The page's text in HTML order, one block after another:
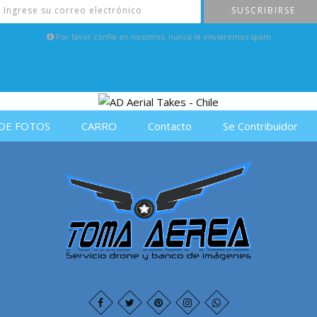
SUSCRIBIRSE
Por favor confie en nosotros, nunca le enviaremos spam
FOTOS CARRO Contacto Se Contribuidor